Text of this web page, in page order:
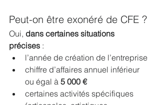
Peut-on être exonéré de CFE ?
Oui, dans certaines situations
précises :
l’année de création de l’entreprise
chiffre d’affaires annuel inférieur
ou égal à 5 000 €
certaines activités spécifiques